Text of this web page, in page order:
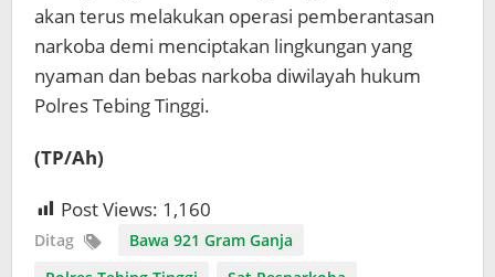
akan terus melakukan operasi pemberantasan
narkoba demi menciptakan lingkungan yang
nyaman dan bebas narkoba diwilayah hukum
Polres Tebing Tinggi.
(TP/Ah)
Post Views: 1,160
Ditag
Bawa 921 Gram Ganja